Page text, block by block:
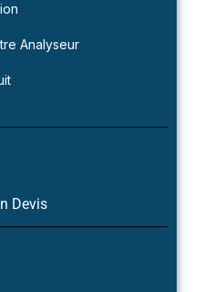
Analyseur
Devis